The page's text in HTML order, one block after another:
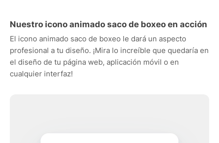
Nuestro icono animado saco de boxeo en acción
El icono animado saco de boxeo le dará un aspecto
profesional a tu diseño. ¡Mira lo increíble que quedaría en
el diseño de tu página web, aplicación móvil o en
cualquier interfaz!